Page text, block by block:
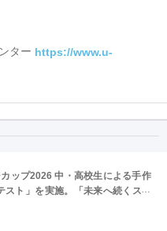
ター https://www.u-
カップ2026 中・高校生による手作
スト」を実施。「未来へ続くスマ
マに、自動車技術会 関東支部、
動車が共催